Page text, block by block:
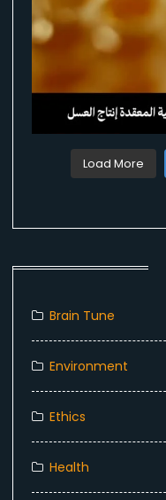
Load More
Brain Tune
Environment
Ethics
Health